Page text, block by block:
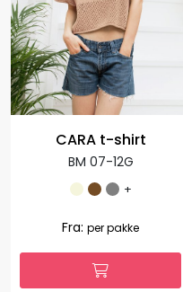
CARA t-shirt
BM 07-12G
+
Fra: per pakke